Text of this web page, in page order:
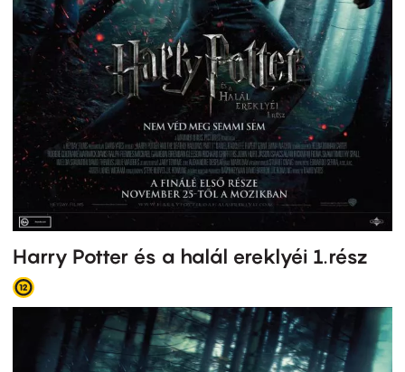
Harry Potter és a halál ereklyéi 1.rész